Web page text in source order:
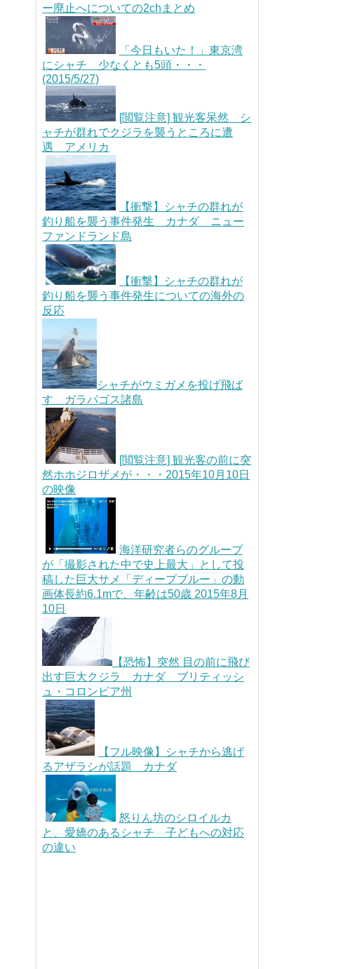
ー廃止へについての2chまとめ
「今日もいた！」東京湾
にシャチ 少なくとも5頭・・・
(2015/5/27)
[閲覧注意] 観光客呆然 シ
ャチが群れでクジラを襲うところに遭
遇 アメリカ
【衝撃】シャチの群れが
釣り船を襲う事件発生 カナダ ニュー
ファンドランド島
【衝撃】シャチの群れが
釣り船を襲う事件発生についての海外の
反応
シャチがウミガメを投げ飛ば
す ガラパゴス諸島
[閲覧注意] 観光客の前に突
然ホホジロザメが・・・2015年10月10日
の映像
海洋研究者らのグループ
が「撮影された中で史上最大」として投
稿した巨大サメ「ディープブルー」の動
画体長約6.1mで、年齢は50歳 2015年8月
10日
【恐怖】突然 目の前に飛び
出す巨大クジラ カナダ ブリティッシ
ュ・コロンビア州
【フル映像】シャチから逃げ
るアザラシが話題 カナダ
怒りん坊のシロイルカ
と、愛嬌のあるシャチ 子どもへの対応
の違い